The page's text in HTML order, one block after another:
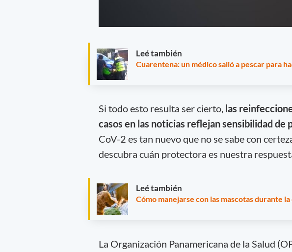
Leé también
Cuarentena: un médico salió a pescar para
Si todo esto resulta ser cierto, las
casos en las noticias reflejan sensibilidad de
CoV-2 es tan nuevo que no se sabe con
descubra cuán protectora es nuestra
Leé también
Cómo manejarse con las mascotas durante
La Organización Panamericana de la Salud